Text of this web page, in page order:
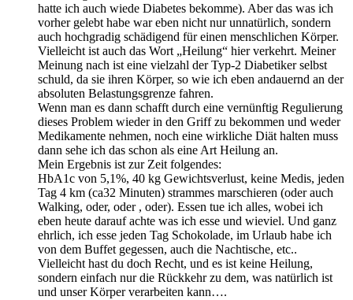
hatte ich auch wiede Diabetes bekomme). Aber das was ich
vorher gelebt habe war eben nicht nur unnatürlich, sondern
auch hochgradig schädigend für einen menschlichen Körper.
Vielleicht ist auch das Wort „Heilung“ hier verkehrt. Meiner
Meinung nach ist eine vielzahl der Typ-2 Diabetiker selbst
schuld, da sie ihren Körper, so wie ich eben andauernd an der
absoluten Belastungsgrenze fahren.
Wenn man es dann schafft durch eine vernünftig Regulierung
dieses Problem wieder in den Griff zu bekommen und weder
Medikamente nehmen, noch eine wirkliche Diät halten muss
dann sehe ich das schon als eine Art Heilung an.
Mein Ergebnis ist zur Zeit folgendes:
HbA1c von 5,1%, 40 kg Gewichtsverlust, keine Medis, jeden
Tag 4 km (ca32 Minuten) strammes marschieren (oder auch
Walking, oder, oder , oder). Essen tue ich alles, wobei ich
eben heute darauf achte was ich esse und wieviel. Und ganz
ehrlich, ich esse jeden Tag Schokolade, im Urlaub habe ich
von dem Buffet gegessen, auch die Nachtische, etc..
Vielleicht hast du doch Recht, und es ist keine Heilung,
sondern einfach nur die Rückkehr zu dem, was natürlich ist
und unser Körper verarbeiten kann….